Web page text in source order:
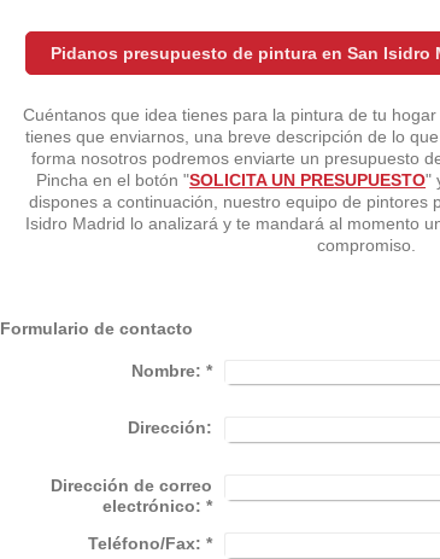
Pidanos presupuesto de pintura en San
Cuéntanos que idea tienes para la pintura de tu
tienes que enviarnos, una breve descripción de lo
forma nosotros podremos enviarte un presupuesto
Pincha en el botón "SOLICITA UN PRESUPUESTO"
dispones a continuación, nuestro equipo de pintores
Isidro Madrid lo analizará y te mandará al momento
compromiso.
Formulario de contacto
Nombre: *
Dirección:
Dirección de correo
electrónico: *
Teléfono/Fax: *